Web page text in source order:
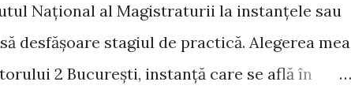
Național al Magistraturii la instanțele sau
desfășoare stagiul de practică. Alegerea mea
2 București, instanță care se află în